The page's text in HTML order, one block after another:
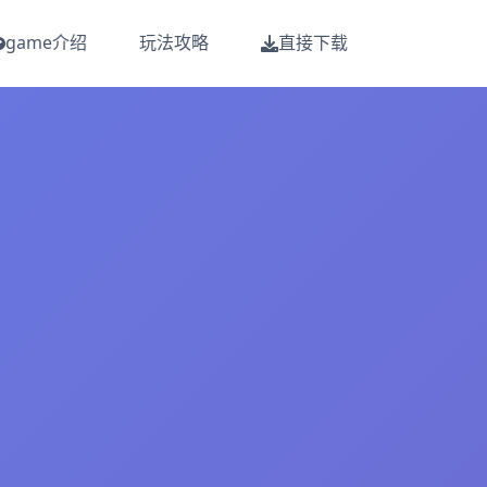
game介绍 玩法攻略 直接下载